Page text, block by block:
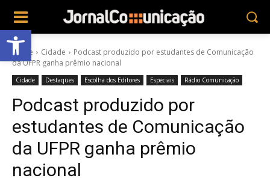
Abrir a barra de ferramentas
Home Cidade
Podcast produzido por estudantes de Comunicação
da UFPR ganha prêmio nacional
Cidade Destaques Escolha dos Editores Especiais Rádio Comunicação
Podcast produzido por
estudantes de Comunicação
da UFPR ganha prêmio
nacional